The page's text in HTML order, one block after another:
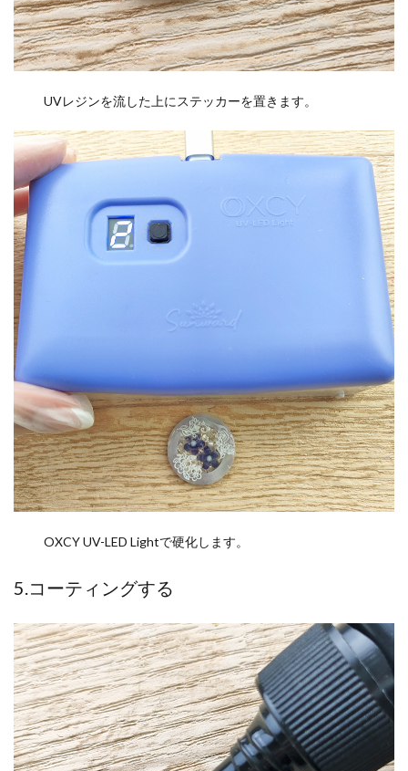
UVレジンを流した上にステッカーを置きます。
OXCY UV-LED Lightで硬化します。
5.コーティングする